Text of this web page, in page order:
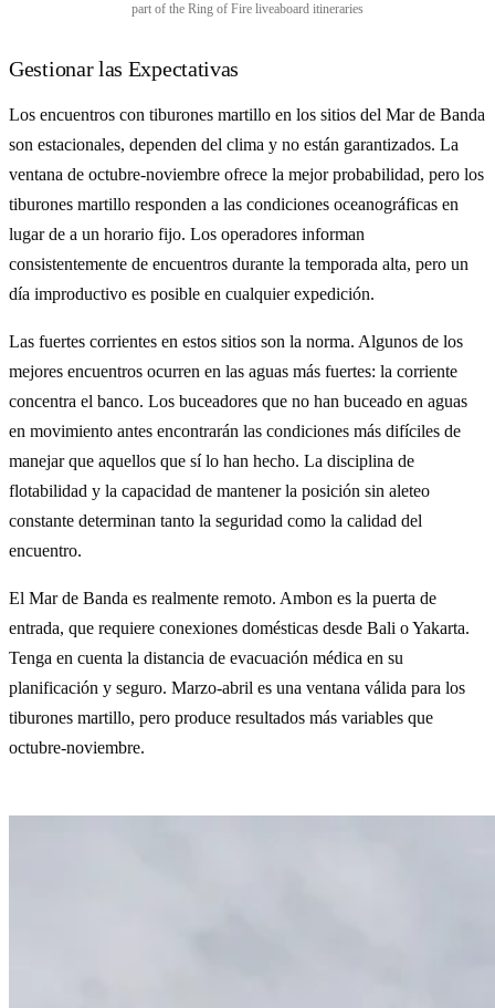
part of the Ring of Fire liveaboard itineraries
Gestionar las Expectativas
Los encuentros con tiburones martillo en los sitios del Mar de Banda
son estacionales, dependen del clima y no están garantizados. La
ventana de octubre-noviembre ofrece la mejor probabilidad, pero los
tiburones martillo responden a las condiciones oceanográficas en
lugar de a un horario fijo. Los operadores informan
consistentemente de encuentros durante la temporada alta, pero un
día improductivo es posible en cualquier expedición.
Las fuertes corrientes en estos sitios son la norma. Algunos de los
mejores encuentros ocurren en las aguas más fuertes: la corriente
concentra el banco. Los buceadores que no han buceado en aguas
en movimiento antes encontrarán las condiciones más difíciles de
manejar que aquellos que sí lo han hecho. La disciplina de
flotabilidad y la capacidad de mantener la posición sin aleteo
constante determinan tanto la seguridad como la calidad del
encuentro.
El Mar de Banda es realmente remoto. Ambon es la puerta de
entrada, que requiere conexiones domésticas desde Bali o Yakarta.
Tenga en cuenta la distancia de evacuación médica en su
planificación y seguro. Marzo-abril es una ventana válida para los
tiburones martillo, pero produce resultados más variables que
octubre-noviembre.